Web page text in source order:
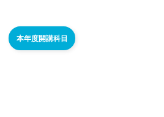
本年度開講科目